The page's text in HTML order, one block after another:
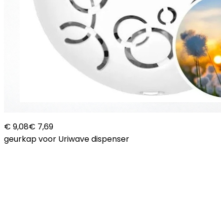
€ 9,08€ 7,69
geurkap voor Uriwave dispenser